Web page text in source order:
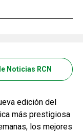
Noticias RCN
edición del
más prestigiosa
los mejores